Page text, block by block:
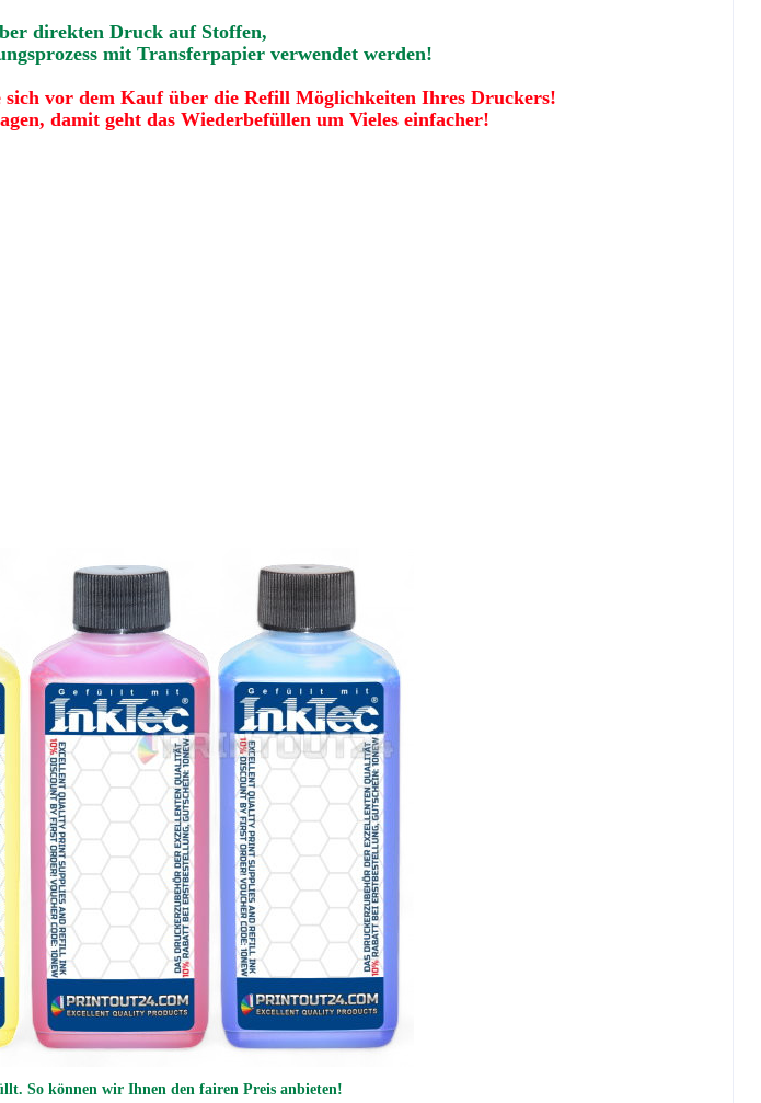
direkten Druck auf Stoffen,
mit Transferpapier verwendet werden!
vor dem Kauf über die Refill Möglichkeiten Ihres Druckers!
damit geht das Wiederbefüllen um Vieles einfacher!
So können wir Ihnen den fairen Preis anbieten!